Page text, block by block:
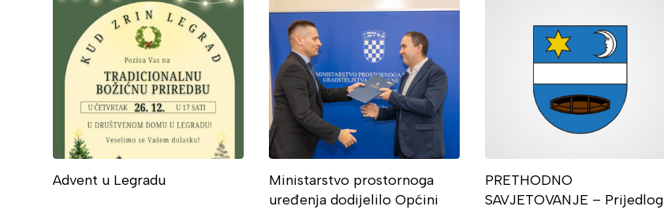
Advent u Legradu
Ministarstvo prostornoga
uređenja dodijelilo Općini
PRETHODNO
SAVJETOVANJE – Prijedlog